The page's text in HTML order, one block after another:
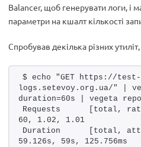
Balancer, щоб генерувати логи, і
параметри на кшалт кількості
Спробував декілька різних
$ echo "GET https://
logs.setevoy.org.ua/" |
duration=60s | vegeta
Requests      [total,
60, 1.02, 1.01
Duration      [total,
59.126s, 59s, 125.756ms